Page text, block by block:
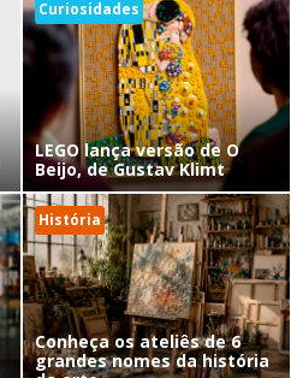
Curiosidades
LEGO lança versão de O
Beijo, de Gustav Klimt
História
Conheça os ateliês de 6
grandes nomes da história